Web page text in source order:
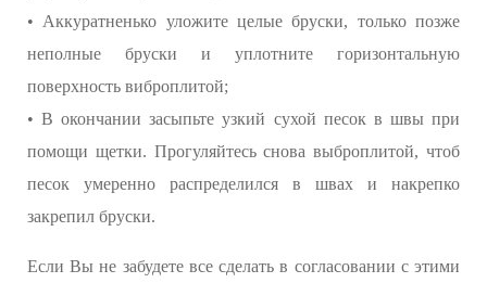
• Аккуратненько уложите целые бруски, только позже
неполные бруски и уплотните горизонтальную
поверхность виброплитой;
• В окончании засыпьте узкий сухой песок в швы при
помощи щетки. Прогуляйтесь снова выброплитой, чтоб
песок умеренно распределился в швах и накрепко
закрепил бруски.
Если Вы не забудете все сделать в согласовании с этими